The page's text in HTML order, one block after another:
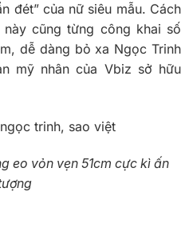
đét” của nữ siêu mẫu. Cách
cũng từng công khai số
dễ dàng bỏ xa Ngọc Trinh
mỹ nhân của Vbiz sở hữu
eo vỏn vẹn 51cm cực kì ấn